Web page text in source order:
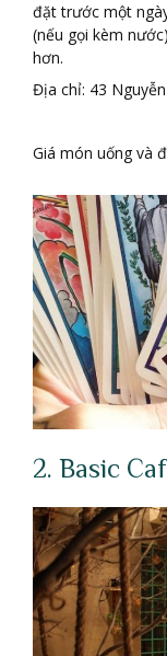
đặt trước một
(nếu gọi kèm
hơn.
Địa chỉ: 43
Giá món uống và
2. Basic